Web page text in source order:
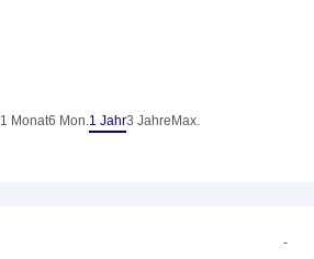
1 Monat6 Mon.1 Jahr3 Jahre Max.
-